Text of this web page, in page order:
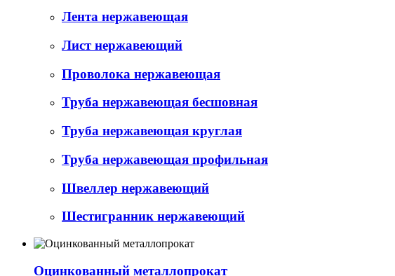
Лента нержавеющая
Лист нержавеющий
Проволока нержавеющая
Труба нержавеющая бесшовная
Труба нержавеющая круглая
Труба нержавеющая профильная
Швеллер нержавеющий
Шестигранник нержавеющий
Оцинкованный металлопрокат